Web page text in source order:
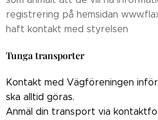
registrering på hemsidan
haft kontakt med styrelsen
Tunga transporter
Kontakt med Vägföreningen
ska alltid göras.
Anmäl din transport via